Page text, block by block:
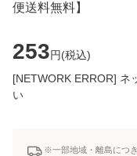
便送料無料】
253円(税込)
[NETWORK ERROR] ネ
い
※一部地域・離島につ